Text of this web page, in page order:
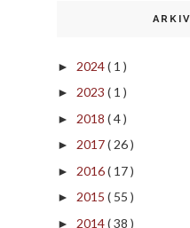
ARKIV
► 2024( 1 )
► 2023 ( 1 )
► 2018 ( 4 )
► 2017( 26 )
► 2016( 17 )
► 2015 ( 55 )
► 2014( 38 )